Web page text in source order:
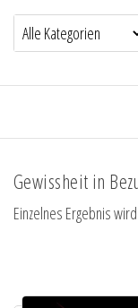
Gewissheit in
Einzelnes Ergebnis